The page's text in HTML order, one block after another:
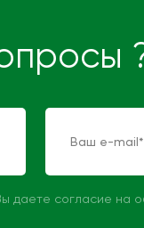
даете согласие на